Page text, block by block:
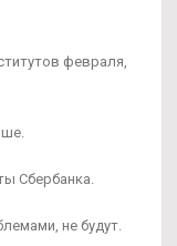
февраля,
Сбербанка.
не будут.